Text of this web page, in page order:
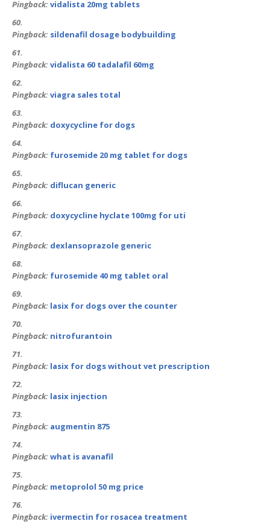
Pingback:vidalista 20mg tablets
Pingback: sildenafil dosage bodybuilding
Pingback:vidalista 60 tadalafil 60mg
Pingback:viagra sales total
Pingback: doxycycline for dogs
Pingback: furosemide 20 mg tablet for dogs
Pingback: diflucan generic
Pingback: doxycycline hyclate 100mg for uti
Pingback: dexlansoprazole generic
Pingback: furosemide 40 mg tablet oral
Pingback: lasix for dogs over the counter
Pingback: nitrofurantoin
Pingback: lasix for dogs without vet prescription
Pingback: lasix injection
Pingback: augmentin 875
Pingback:what is avanafil
Pingback: metoprolol 50 mg price
Pingback: ivermectin for rosacea treatment